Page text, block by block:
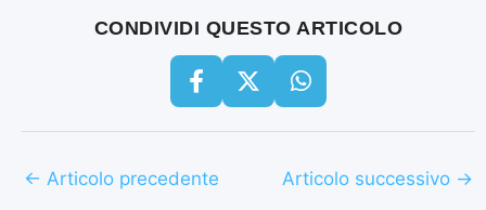
CONDIVIDI QUESTO ARTICOLO
← Articolo precedente Articolo successivo →